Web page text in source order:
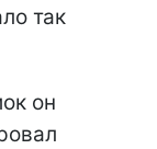
так
он